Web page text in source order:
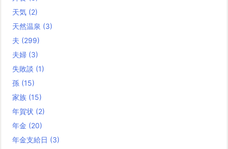
天気 (2)
天然温泉 (3)
夫 (299)
夫婦 (3)
失敗談 (1)
孫 (15)
家族 (15)
年賀状 (2)
年金 (20)
年金支給日 (3)